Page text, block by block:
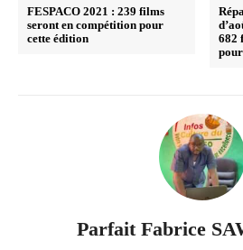
FESPACO 2021 : 239 films
seront en compétition pour
cette édition
682
Parfait Fabrice